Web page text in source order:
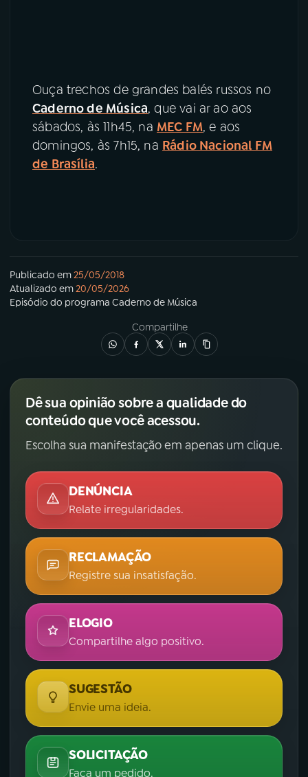
Ouça trechos de grandes balés russos no
Caderno de Música, que vai ar ao aos
sábados, às 11h45, na MEC FM, e aos
domingos, às 7h15, na Rádio Nacional FM
de Brasília.
Publicado em25/05/2018
Atualizado em20/05/2026
Episódio do programa Caderno de Música
Compartilhe
Dê sua opinião sobre a qualidade do
conteúdo que você acessou.
Escolha sua manifestação em apenas um clique.
DENÚNCIA
Relate irregularidades.
RECLAMAÇÃO
Registre sua insatisfação.
ELOGIO
Compartilhe algo positivo.
SUGESTÃO
Envie uma ideia.
SOLICITAÇÃO
Faça um pedido.